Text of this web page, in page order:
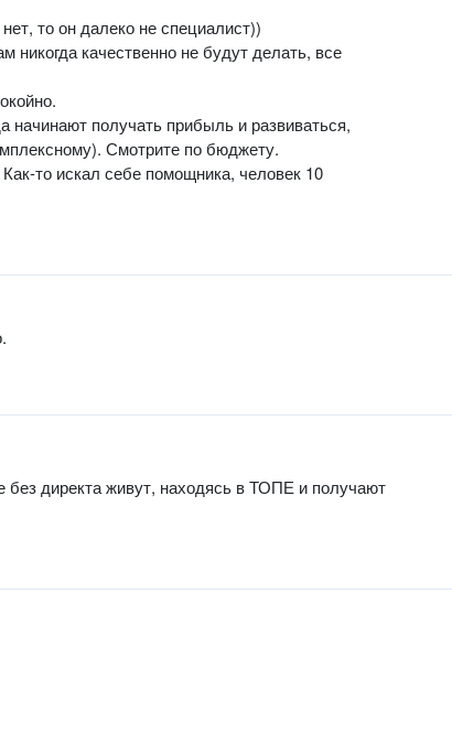
то он далеко не специалист))
качественно не будут делать, все
начинают получать прибыль и развиваться,
Смотрите по бюджету.
то искал себе помощника, человек 10
директа живут, находясь в ТОПЕ и получают